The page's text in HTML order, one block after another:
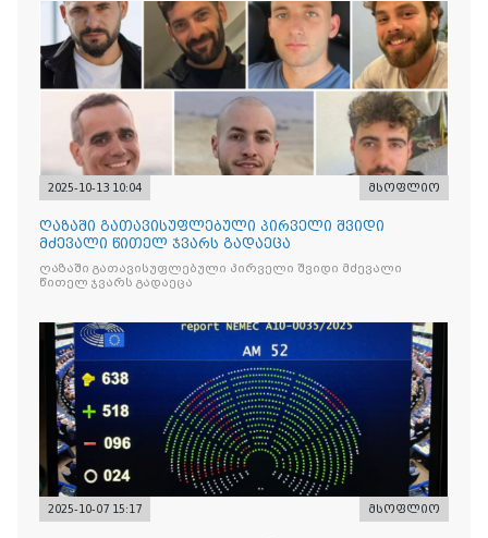
2025-10-13 10:04 მსოფლიო
ღაზაში გათავისუფლებული პირველი შვიდი
მძევალი წითელ ჯვარს გადაეცა
ღაზაში გათავისუფლებული პირველი შვიდი მძევალი
წითელ ჯვარს გადაეცა
2025-10-07 15:17 მსოფლიო